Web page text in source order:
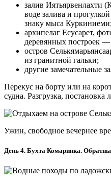
залив Иятьярвенлахти
воде залива и
знаку мыса Куркиниеми;
архипелаг Есусарет,
деревянных построек
остров
из гранитной гальки;
другие замечательные
Перекус на борту или на
судна. Разгрузка,
Ужин, свободное вечернее
День 4. Бухта Комаринка.